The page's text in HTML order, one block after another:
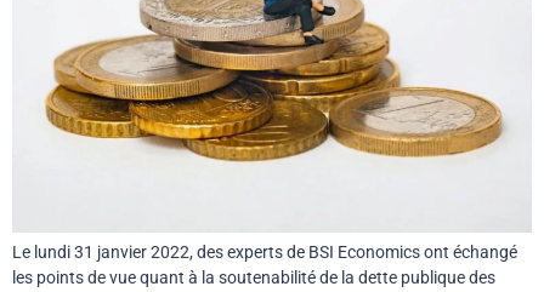
Le lundi 31 janvier 2022, des experts de BSI Economics ont échangé
les points de vue quant à la soutenabilité de la dette publique des